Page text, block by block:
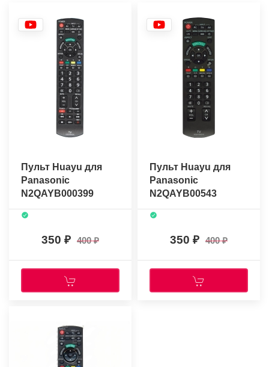
Пульт Huayu для
Panasonic
N2QAYB000399
350 400
Пульт Huayu для
Panasonic
N2QAYB00543
350 400